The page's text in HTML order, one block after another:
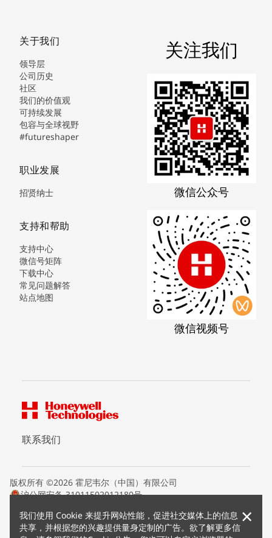
我们使用 Cookie 来提升网站性能，促进社交媒体上的信息
共享，并根据您的兴趣提供量身定制的广告。欲了解更多信×
关于我们
领导层
公司历史
社区
我们的价值观
可持续发展
包容与全球视野
#futureshaper
职业发展
招贤纳士
支持和帮助
支持中心
微信号矩阵
下载中心
常见问题解答
站点地图
关注我们
微信公众号
微信视频号
联系我们
版权所有 ©2026 霍尼韦尔（中国）有限公司
沪公网安备 31011502012180号
条款条约
隐私声明